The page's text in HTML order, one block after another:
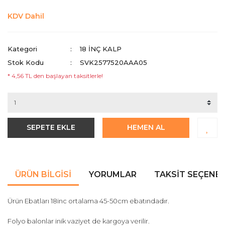
KDV Dahil
Kategori
18 INÇ KALP
Stok Kodu
SVK2577520AAA05
* 4,56 TL den başlayan taksitlerle!
SEPETE EKLE HEMEN AL
ÜRÜN BILGISI YORUMLAR TAKSIT
Ürün Ebatları 18inc ortalama 45-50cm ebatındadır.
Folyo balonlar inik vaziyet de kargoya verilir.